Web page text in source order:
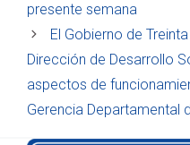
presente semana
El Gobierno de
Dirección de Desarrollo
aspectos de
Gerencia Departamental